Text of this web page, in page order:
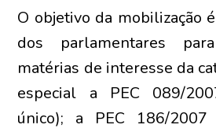
O objetivo da mobilização
dos parlamentares
matérias de interesse da
especial a PEC 089/
único); a PEC 186/